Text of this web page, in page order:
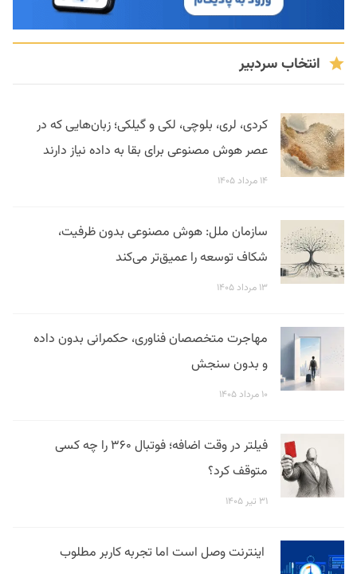
انتخاب سردبیر
کردی، لری، بلوچی، لکی و گیلکی؛ زبان‌هایی که در
عصر هوش مصنوعی برای بقا به داده نیاز دارند
۱۴ مرداد ۱۴۰۵
سازمان ملل: هوش مصنوعی بدون ظرفیت،
شکاف توسعه را عمیق‌تر می‌کند
۱۳ مرداد ۱۴۰۵
مهاجرت متخصصان فناوری، حکمرانی بدون داده
و بدون سنجش
۱۰ مرداد ۱۴۰۵
فیلتر در وقت اضافه؛ فوتبال ۳۶۰ را چه کسی
متوقف کرد؟
۳۱ تیر ۱۴۰۵
اینترنت وصل است اما تجربه کاربر مطلوب